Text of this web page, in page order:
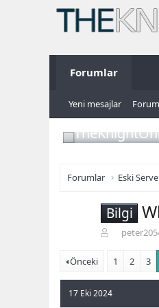
Forumlar
Yeni mesajlar
Forumlar Eski
Bilgi
n
u
y
Önceki 1 2 3
17 Eki 2024